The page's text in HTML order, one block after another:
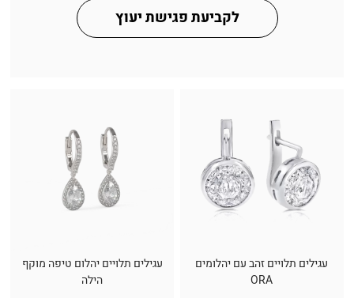
לקביעת פגישת יעוץ
עגילים תלויים זהב עם יהלומים
ORA
עגילים תלויים יהלום טיפה מוקף
הילה